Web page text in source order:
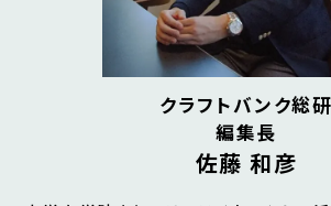
クラフトバンク総研
編集長
佐藤 和彦